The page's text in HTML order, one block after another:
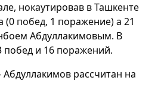
нокаутировав в Ташкенте
(0 побед, 1 поражение) а 21
Абдуллакимовым. В
побед и 16 поражений.
рассчитан на